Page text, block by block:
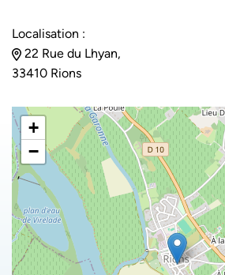
Localisation :
22 Rue du Lhyan,
33410 Rions
+
−